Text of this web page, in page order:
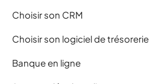
Choisir son CRM
Choisir son logiciel de trésorerie
Banque en ligne